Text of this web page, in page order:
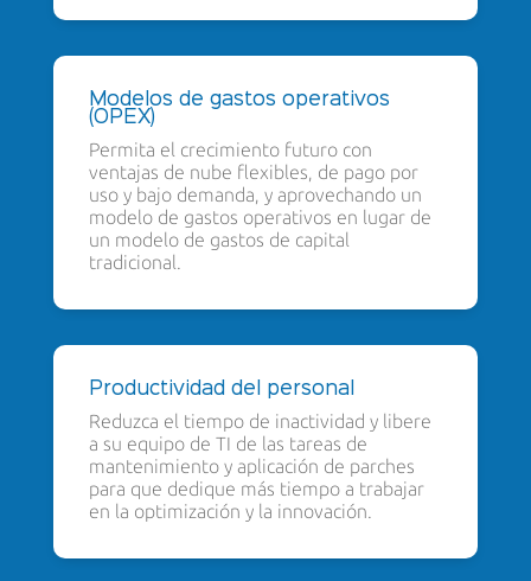
Modelos de gastos operativos
(OPEX)
Permita el crecimiento futuro con
ventajas de nube flexibles, de pago por
uso y bajo demanda, y aprovechando un
modelo de gastos operativos en lugar de
un modelo de gastos de capital
tradicional.
Productividad del personal
Reduzca el tiempo de inactividad y libere
a su equipo de TI de las tareas de
mantenimiento y aplicación de parches
para que dedique más tiempo a trabajar
en la optimización y la innovación.